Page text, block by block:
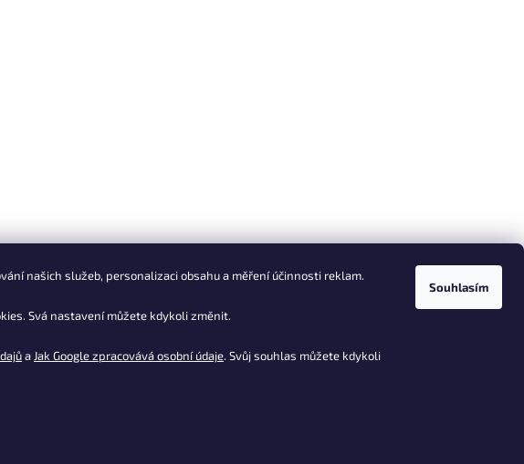
našich služeb, personalizaci obsahu a měření účinnosti reklam.
Svá nastavení můžete kdykoli změnit.
a Jak Google zpracovává osobní údaje. Svůj souhlas můžete kdykoli
Souhlasím